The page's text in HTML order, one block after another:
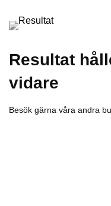
Resultat
vidare
Besök gärna våra andra